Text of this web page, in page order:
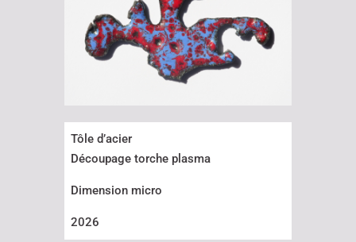
Tôle d’acier
Découpage torche plasma
Dimension micro
2026